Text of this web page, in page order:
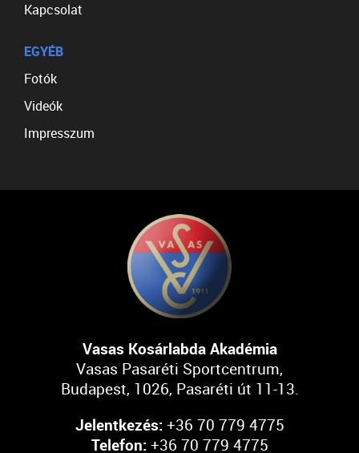
Kapcsolat
EGYÉB
Fotók
Videók
Impresszum
Vasas Kosárlabda Akadémia
Vasas Pasaréti Sportcentrum,
Budapest, 1026, Pasaréti út 11-13.
Jelentkezés: +36 70 779 4775
Telefon: +36 70 779 4775